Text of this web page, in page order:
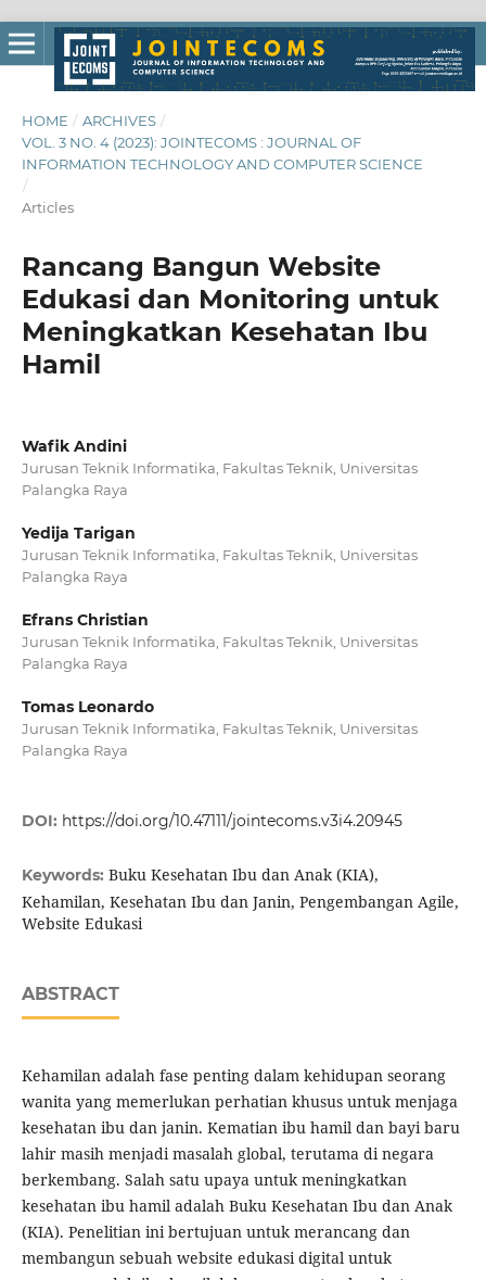
HOME / ARCHIVES /
VOL. 3 NO. 4 (2023): JOINTECOMS : JOURNAL OF
INFORMATION TECHNOLOGY AND COMPUTER SCIENCE
/
Articles
Rancang Bangun Website
Edukasi dan Monitoring untuk
Meningkatkan Kesehatan Ibu
Hamil
Wafik Andini
Jurusan Teknik Informatika, Fakultas Teknik, Universitas
Palangka Raya
Yedija Tarigan
Jurusan Teknik Informatika, Fakultas Teknik, Universitas
Palangka Raya
Efrans Christian
Jurusan Teknik Informatika, Fakultas Teknik, Universitas
Palangka Raya
Tomas Leonardo
Jurusan Teknik Informatika, Fakultas Teknik, Universitas
Palangka Raya
DOI: https://doi.org/10.47111/jointecoms.v3i4.20945
Keywords: Buku Kesehatan Ibu dan Anak (KIA),
Kehamilan, Kesehatan Ibu dan Janin, Pengembangan Agile,
Website Edukasi
ABSTRACT
Kehamilan adalah fase penting dalam kehidupan seorang
wanita yang memerlukan perhatian khusus untuk menjaga
kesehatan ibu dan janin. Kematian ibu hamil dan bayi baru
lahir masih menjadi masalah global, terutama di negara
berkembang. Salah satu upaya untuk meningkatkan
kesehatan ibu hamil adalah Buku Kesehatan Ibu dan Anak
(KIA). Penelitian ini bertujuan untuk merancang dan
membangun sebuah website edukasi digital untuk